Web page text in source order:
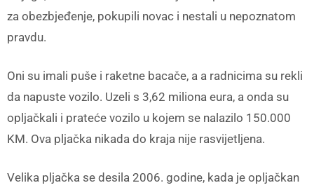
za obezbjeđenje, pokupili novac i nestali u nepoznatom
pravdu.
Oni su imali puše i raketne bacače, a a radnicima su rekli
da napuste vozilo. Uzeli s 3,62 miliona eura, a onda su
opljačkali i prateće vozilo u kojem se nalazilo 150.000
KM. Ova pljačka nikada do kraja nije rasvijetljena.
Velika pljačka se desila 2006. godine, kada je opljačkan